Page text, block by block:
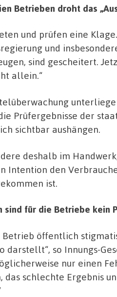
Betrieben droht das
und prüfen eine
und
sind gescheitert.
allein.“
Prüfergebnisse der
sichtbar aushängen.
deshalb im
Intention den
ist.
sind für die Betriebe kein
Betrieb öffentlich
darstellt“, so Innungs-
nur einen
das schlechte Ergebnis